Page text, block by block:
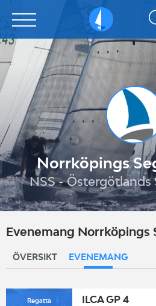
Sailarena
Norrköpings
NSS -
Evenemang Norrköpings
ÖVERSIKT EVENEMANG
Regatta ILCA GP 4